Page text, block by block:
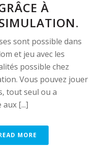
À
sont possible dans
et jeu avec les
possible chez
Vous pouvez jouer
tout seul ou a
[...]
MORE